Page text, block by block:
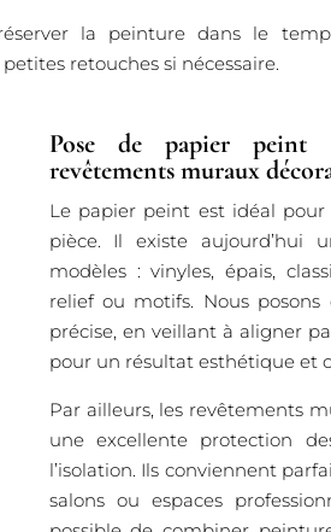
la peinture dans le
retouches si nécessaire.
Pose de papier peint
revêtements muraux
Le papier peint est idéal
pièce. Il existe aujourd’hui
modèles : vinyles, épais,
relief ou motifs. Nous
précise, en veillant à aligner
pour un résultat esthétique et
Par ailleurs, les revêtements
une excellente protection
l’isolation. Ils conviennent
salons ou espaces